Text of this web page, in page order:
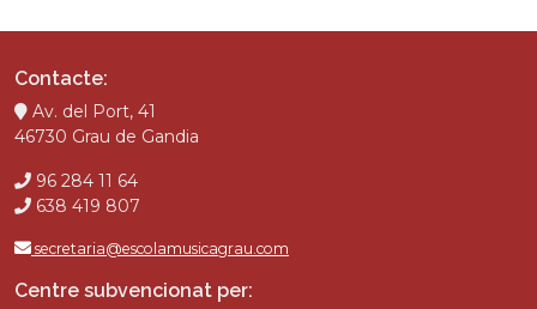
Contacte:
Av. del Port, 41
46730 Grau de Gandia
96 284 11 64
638 419 807
secretaria@escolamusicagrau.com
Centre subvencionat per: